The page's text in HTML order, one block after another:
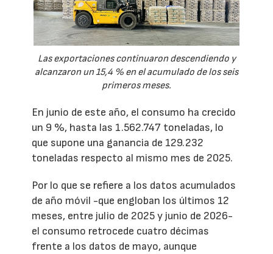
Las exportaciones continuaron descendiendo y
alcanzaron un 15,4 % en el acumulado de los seis
primeros meses.
En junio de este año, el consumo ha crecido
un 9 %, hasta las 1.562.747 toneladas, lo
que supone una ganancia de 129.232
toneladas respecto al mismo mes de 2025.
Por lo que se refiere a los datos acumulados
de año móvil -que engloban los últimos 12
meses, entre julio de 2025 y junio de 2026-
el consumo retrocede cuatro décimas
frente a los datos de mayo, aunque